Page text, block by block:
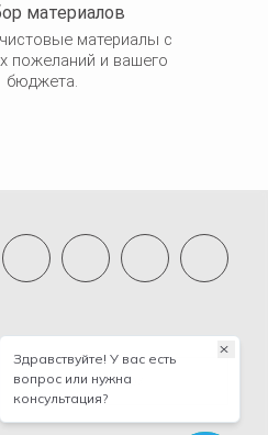
материалов
материалы с
пожеланий и вашего
бюджета.
Наверх